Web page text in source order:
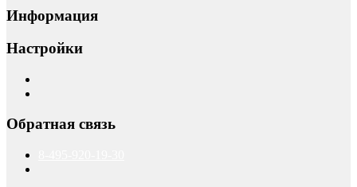
Информация
Настройки
Обратная связь